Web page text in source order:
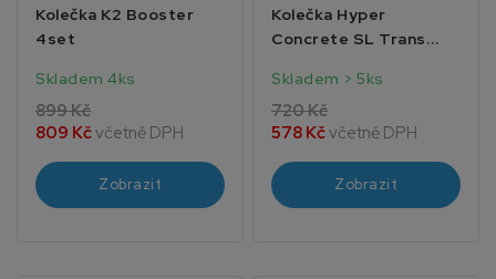
Kolečka K2 Booster
4set
Skladem 4ks
899 Kč
809 Kčvčetně DPH
Zobrazit
Kolečka Hyper
Concrete SL Trans
Skladem > 5ks
720 Kč
578 Kčvčetně DPH
Zobrazit